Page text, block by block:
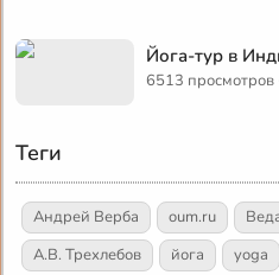
Йога-тур в
6513 просмотров
Теги
Андрей Верба oum.ru
А.В. Трехлебов
йога yoga